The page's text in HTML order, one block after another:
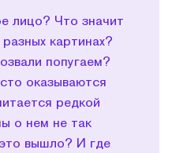
лицо? Что значит
картинах?
попугаем?
оказываются
редкой
о нем не так
вышло? И где